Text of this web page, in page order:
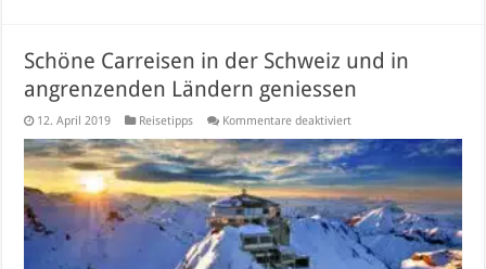
Schöne Carreisen in der Schweiz und in
angrenzenden Ländern geniessen
12. April 2019 Reisetipps Kommentare deaktiviertfür
Carreisen
in
der
Schweiz
und
in
angrenzenden
Ländern
geniessen